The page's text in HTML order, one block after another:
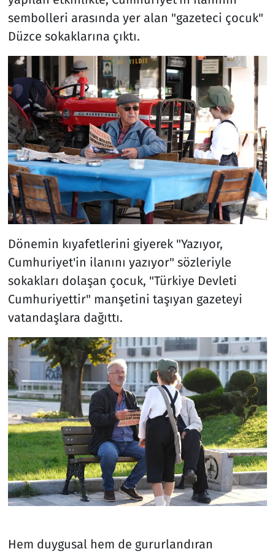
sembolleri arasında yer alan "gazeteci çocuk"
Düzce sokaklarına çıktı.
Dönemin kıyafetlerini giyerek "Yazıyor,
Cumhuriyet'in ilanını yazıyor" sözleriyle
sokakları dolaşan çocuk, "Türkiye Devleti
Cumhuriyettir" manşetini taşıyan gazeteyi
vatandaşlara dağıttı.
Hem duygusal hem de gururlandıran
Televizyon